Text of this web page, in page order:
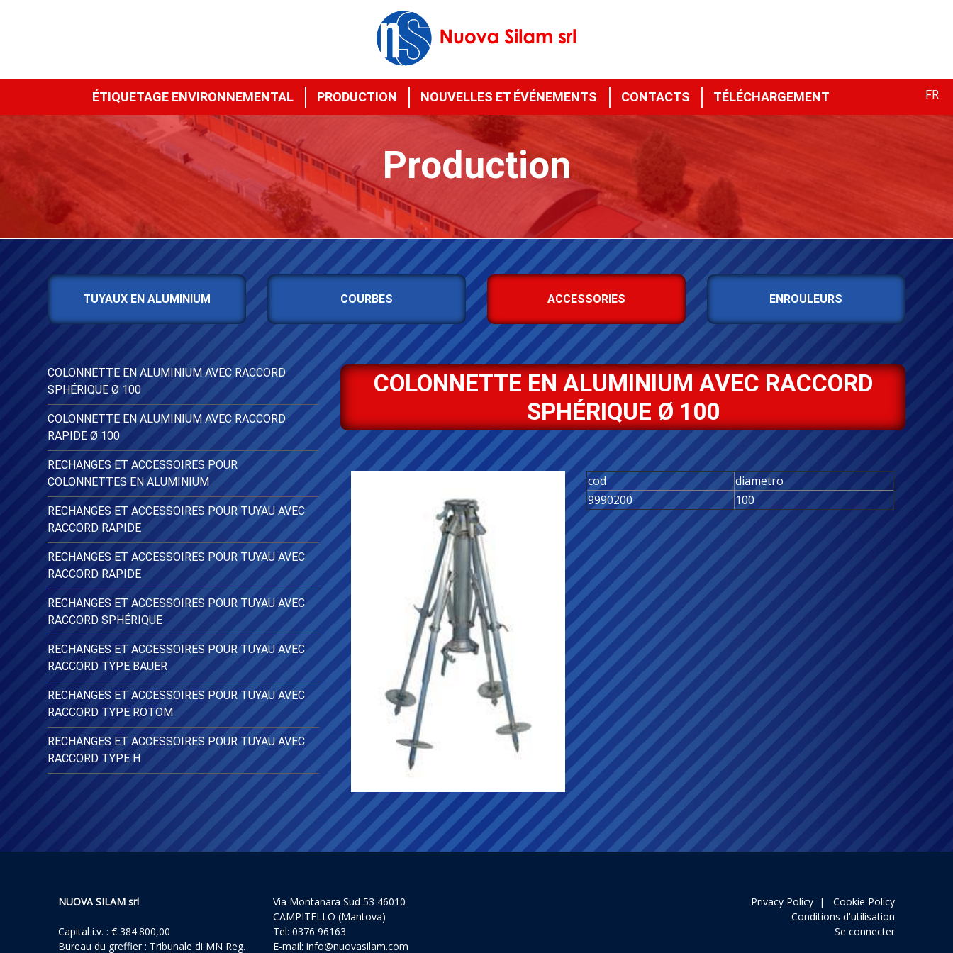
FR
ÉTIQUETAGE ENVIRONNEMENTAL PRODUCTION NOUVELLES ET ÉVÉNEMENTS CONTACTS TÉLÉCHARGEMENT
Production
TUYAUX EN ALUMINIUM COURBES ACCESSORIES ENROULEURS
COLONNETTE EN ALUMINIUM AVEC RACCORD
SPHÉRIQUE Ø 100
COLONNETTE EN ALUMINIUM AVEC RACCORD
RAPIDE Ø 100
RECHANGES ET ACCESSOIRES POUR
COLONNETTES EN ALUMINIUM
RECHANGES ET ACCESSOIRES POUR TUYAU AVEC
RACCORD RAPIDE
RECHANGES ET ACCESSOIRES POUR TUYAU AVEC
RACCORD RAPIDE
RECHANGES ET ACCESSOIRES POUR TUYAU AVEC
RACCORD SPHÉRIQUE
RECHANGES ET ACCESSOIRES POUR TUYAU AVEC
RACCORD TYPE BAUER
RECHANGES ET ACCESSOIRES POUR TUYAU AVEC
RACCORD TYPE ROTOM
RECHANGES ET ACCESSOIRES POUR TUYAU AVEC
RACCORD TYPE H
COLONNETTE EN ALUMINIUM AVEC RACCORD
SPHÉRIQUE Ø 100
cod
diametro
9990200
100
NUOVA SILAM srl
Capital i.v. : € 384.800,00
Bureau du greffier : Tribunale di MN Reg.
Via Montanara Sud 53 46010
CAMPITELLO (Mantova)
Tel: 0376 96163
E-mail: info@nuovasilam.com
Privacy Policy| Cookie Policy
Conditions d'utilisation
Se connecter